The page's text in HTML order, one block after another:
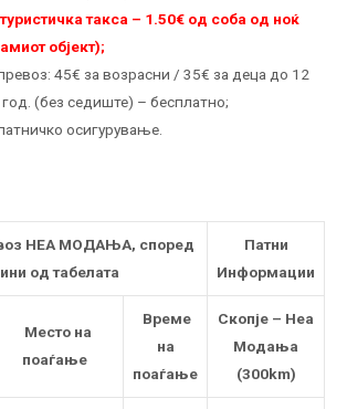
такса – 1.50€ од соба од ноќ
објект);
45€ за возрасни / 35€ за деца до 12
(без седиште) – бесплатно;
осигурување.
НЕА МОДАЊА, според
од табелата
Патни
Информации
Mесто на
поаѓање
Време
на
поаѓање
Скопје – Неа
Модања
(300km)